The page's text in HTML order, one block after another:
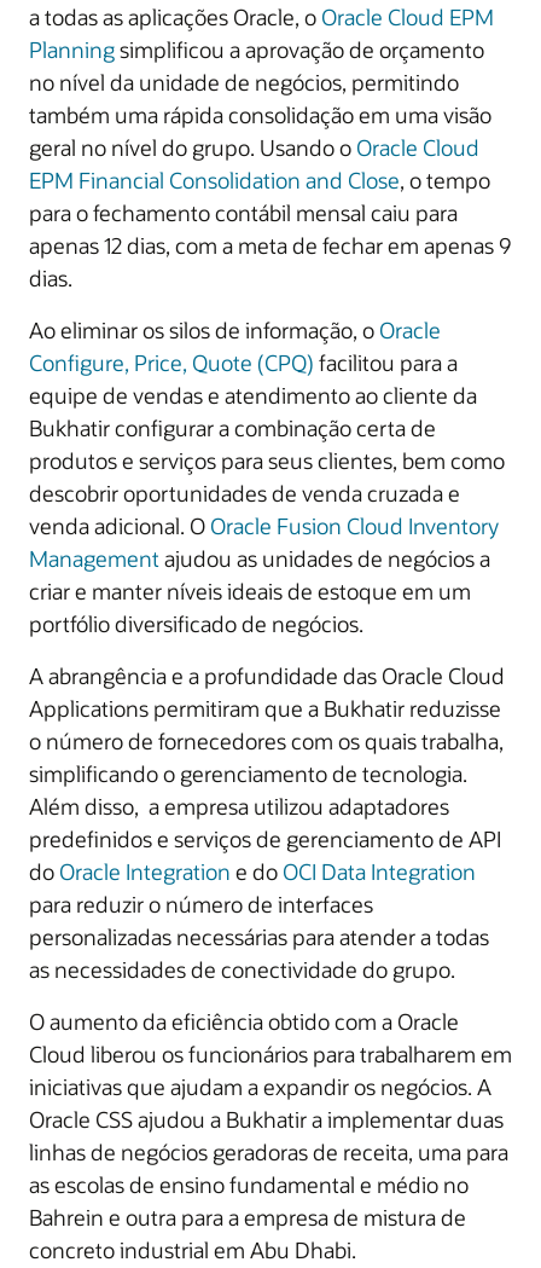
a todas as aplicações Oracle, o Oracle Cloud EPM
Planningsimplificou a aprovação de orçamento
no nível da unidade de negócios, permitindo
também uma rápida consolidação em uma visão
geral no nível do grupo. Usando o Oracle Cloud
EPM Financial Consolidation and Close, o tempo
para o fechamento contábil mensal caiu para
apenas 12 dias, com a meta de fechar em apenas 9
dias.
Ao eliminar os silos de informação, o Oracle
Configure, Price, Quote (CPQ) facilitou para a
equipe de vendas e atendimento ao cliente da
Bukhatir configurar a combinação certa de
produtos e serviços para seus clientes, bem como
descobrir oportunidades de venda cruzada e
venda adicional. O Oracle Fusion Cloud Inventory
Managementajudou as unidades de negócios a
criar e manter níveis ideais de estoque em um
portfólio diversificado de negócios.
A abrangência e a profundidade das Oracle Cloud
Applications permitiram que a Bukhatir reduzisse
o número de fornecedores com os quais trabalha,
simplificando o gerenciamento de tecnologia.
Além disso, a empresa utilizou adaptadores
predefinidos e serviços de gerenciamento de API
do Oracle Integration e do OCI Data Integration
para reduzir o número de interfaces
personalizadas necessárias para atender a todas
as necessidades de conectividade do grupo.
O aumento da eficiência obtido com a Oracle
Cloud liberou os funcionários para trabalharem em
iniciativas que ajudam a expandir os negócios. A
Oracle CSS ajudou a Bukhatir a implementar duas
linhas de negócios geradoras de receita, uma para
as escolas de ensino fundamental e médio no
Bahrein e outra para a empresa de mistura de
concreto industrial em Abu Dhabi.